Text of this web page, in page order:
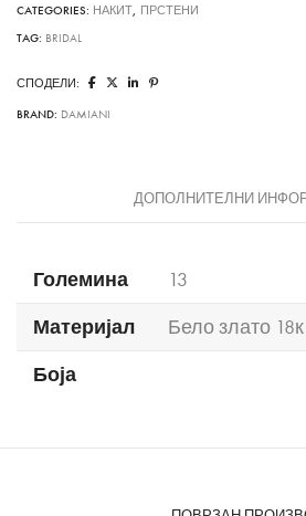
CATEGORIES: НАКИТ, ПРСТЕНИ
TAG: BRIDAL
СПОДЕЛИ:
BRAND: DAMIANI
ДОПОЛНИТЕЛНИ
Големина
13
Материјал
Бело злато 18к
Боја